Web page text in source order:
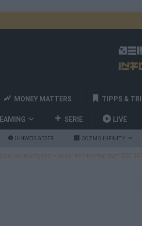
MONEY MATTERS TIPPS &
SERIE LIVE
HINWEISGEBER COZMO INFINITY
Bulgarien jubelt, Israel sorgt für Diskussionen,